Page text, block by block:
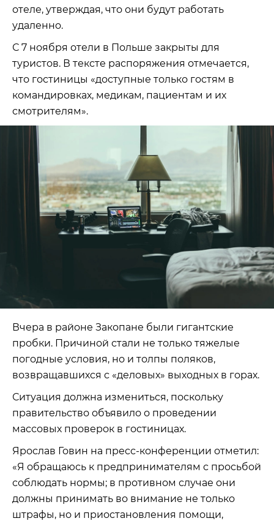
отеле, утверждая, что они будут работать
удаленно.
С 7 ноября отели в Польше закрыты для
туристов. В тексте распоряжения отмечается,
что гостиницы «доступные только гостям в
командировках, медикам, пациентам и их
смотрителям».
Вчера в районе Закопане были гигантские
пробки. Причиной стали не только тяжелые
погодные условия, но и толпы поляков,
возвращавшихся с «деловых» выходных в горах.
Ситуация должна измениться, поскольку
правительство объявило о проведении
массовых проверок в гостиницах.
Ярослав Говин на пресс-конференции отметил:
«Я обращаюсь к предпринимателям с просьбой
соблюдать нормы; в противном случае они
должны принимать во внимание не только
штрафы, но и приостановления помощи,